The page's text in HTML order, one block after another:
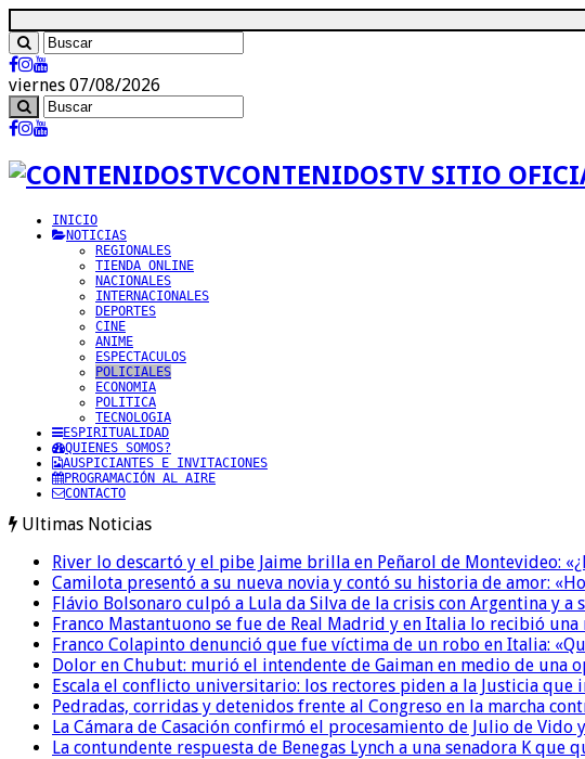
viernes 07/08/2026
CONTENIDOSTV SITIO
INICIO
NOTICIAS
REGIONALES
TIENDA ONLINE
NACIONALES
INTERNACIONALES
DEPORTES
CINE
ANIME
ESPECTACULOS
POLICIALES
ECONOMIA
POLITICA
TECNOLOGIA
ESPIRITUALIDAD
QUIENES SOMOS?
AUSPICIANTES E INVITACIONES
PROGRAMACIÓN AL AIRE
CONTACTO
Ultimas Noticias
River lo descartó y el pibe Jaime brilla en Peñarol de Montevideo:
Camilota presentó a su nueva novia y contó su historia de amor:
Flávio Bolsonaro culpó a Lula da Silva de la crisis con Argentina y
Franco Mastantuono se fue de Real Madrid y en Italia lo recibió
Franco Colapinto denunció que fue víctima de un robo en Italia:
Dolor en Chubut: murió el intendente de Gaiman en medio de una
Escala el conflicto universitario: los rectores piden a la Justicia
Pedradas, corridas y detenidos frente al Congreso en la marcha
La Cámara de Casación confirmó el procesamiento de Julio de
La contundente respuesta de Benegas Lynch a una senadora K